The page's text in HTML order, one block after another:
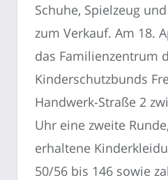
Schuhe, Spielzeug
zum Verkauf. Am 18.
das Familienzentrum
Kinderschutzbunds
Handwerk-Straße 2
Uhr eine zweite
erhaltene
50/56 bis 146 sowie